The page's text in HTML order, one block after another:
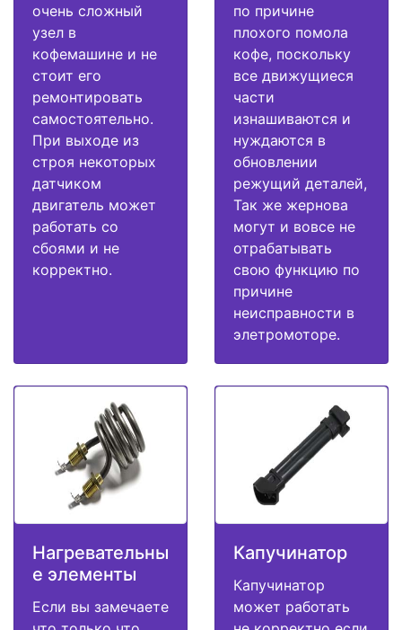
очень сложный
узел в
кофемашине и не
стоит его
ремонтировать
самостоятельно.
При выходе из
строя некоторых
датчиком
двигатель может
работать со
сбоями и не
корректно.
по причине
плохого помола
кофе, поскольку
все движущиеся
части
изнашиваются и
нуждаются в
обновлении
режущий деталей,
Так же жернова
могут и вовсе не
отрабатывать
свою функцию по
причине
неисправности в
элетромоторе.
Нагревательны
е элементы
Если вы замечаете
Капучинатор
Капучинатор
может работать